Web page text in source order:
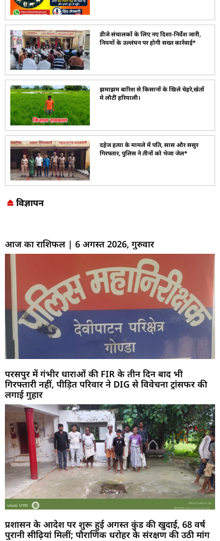
डीजे संचालकों के लिए नए दिशा-निर्देश जारी,
नियमों के उल्लंघन पर होगी सख्त कार्रवाई*
झमाझम बारिश से किसानों के खिले चेहरे,खेतों
मे लौटीं हरियाली।
दहेज हत्या के मामले में पति, सास और ससुर
गिरफ्तार, पुलिस ने तीनों को भेजा जेल*
विज्ञापन
आज का राशिफल | 6 अगस्त 2026, गुरुवार
परसपुर में गंभीर धाराओं की FIR के तीन दिन बाद भी
गिरफ्तारी नहीं, पीड़ित परिवार ने DIG से विवेचना ट्रांसफर की
लगाई गुहार
प्रशासन के आदेश पर शुरू हुई अगस्त कुंड की खुदाई, 68 वर्ष
पुरानी सीढ़ियां मिलीं; पौराणिक धरोहर के संरक्षण की उठी मांग